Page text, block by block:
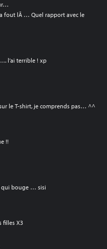
fout lÃ … Quel rapport avec le
l’ai terrible ! xp
le T-shirt, je comprends pas… ^^
!!
qui bouge … sisi
filles X3